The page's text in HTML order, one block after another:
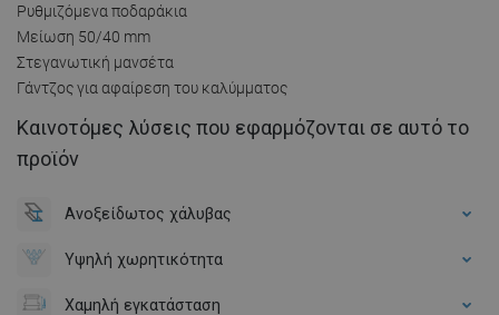
Ρυθμιζόμενα ποδαράκια
Μείωση 50/40 mm
Στεγανωτική μανσέτα
Γάντζος για αφαίρεση του καλύμματος
Καινοτόμες λύσεις που εφαρμόζονται σε αυτό το
προϊόν
Ανοξείδωτος χάλυβας
Υψηλή χωρητικότητα
Χαμηλή εγκατάσταση